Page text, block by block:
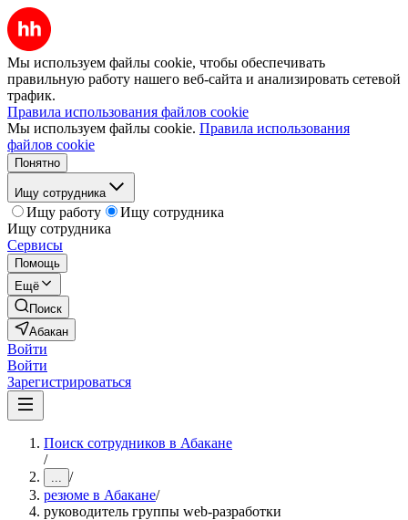
Мы используем файлы cookie, чтобы обеспечивать
правильную работу нашего веб-сайта и анализировать сетевой
трафик.
Правила использования файлов cookie
Мы используем файлы cookie. Правила использования
файлов cookie
Понятно
Ищу сотрудника
Ищу работу
Ищу сотрудника
Ищу сотрудника
Сервисы
Помощь
Ещё
Поиск
Абакан
Войти
Войти
Зарегистрироваться
Поиск сотрудников в Абакане
/
... /
резюме в Абакане/
руководитель группы web-разработки